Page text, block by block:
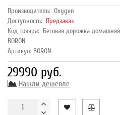
Производитель: Oxygen
Доступность: Предзаказ
Код товара: Беговая дорожка домашняя
BORON
Артикул: BORON
29990 руб.
Нашли дешевле